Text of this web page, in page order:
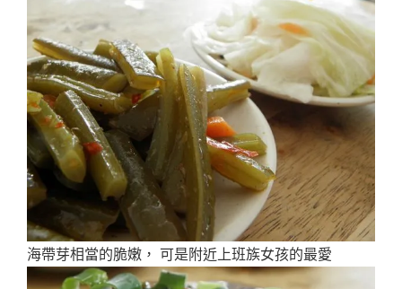
海帶芽相當的脆嫩， 可是附近上班族女孩的最愛